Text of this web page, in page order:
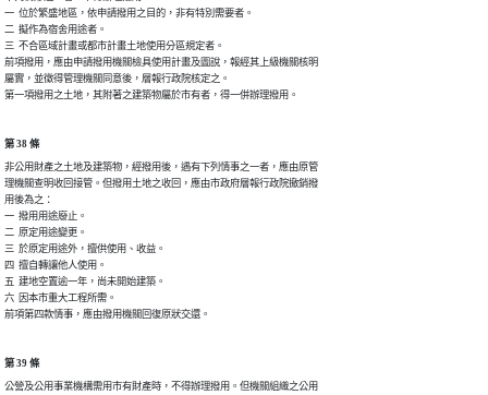
一  位於繁盛地區，依申請撥用之目的，非有特別需要者。
二  擬作為宿舍用途者。
三  不合區域計畫或都市計畫土地使用分區規定者。
前項撥用，應由申請撥用機關檢具使用計畫及圖說，報經其上級機關核明
屬實，並徵得管理機關同意後，層報行政院核定之。
第一項撥用之土地，其附著之建築物屬於市有者，得一併辦理撥用。
第 38 條
非公用財產之土地及建築物，經撥用後，遇有下列情事之一者，應由原管
理機關查明收回接管。但撥用土地之收回，應由市政府層報行政院撤銷撥
用後為之：
一  撥用用途廢止。
二  原定用途變更。
三  於原定用途外，擅供使用、收益。
四  擅自轉讓他人使用。
五  建地空置逾一年，尚未開始建築。
六  因本市重大工程所需。
前項第四款情事，應由撥用機關回復原狀交還。
第 39 條
公營及公用事業機構需用市有財產時，不得辦理撥用。但機關組織之公用